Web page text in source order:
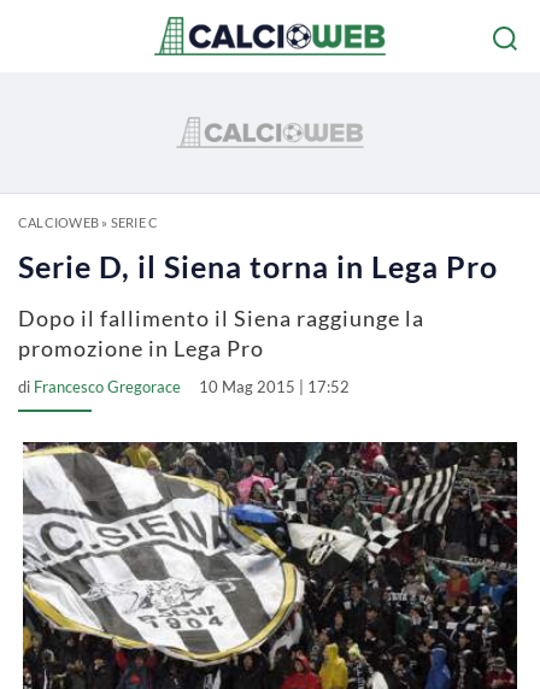
CALCIOWEB» SERIE C
Serie D, il Siena torna in Lega Pro
Dopo il fallimento il Siena raggiunge la
promozione in Lega Pro
di Francesco Gregorace 10 Mag 2015 | 17:52